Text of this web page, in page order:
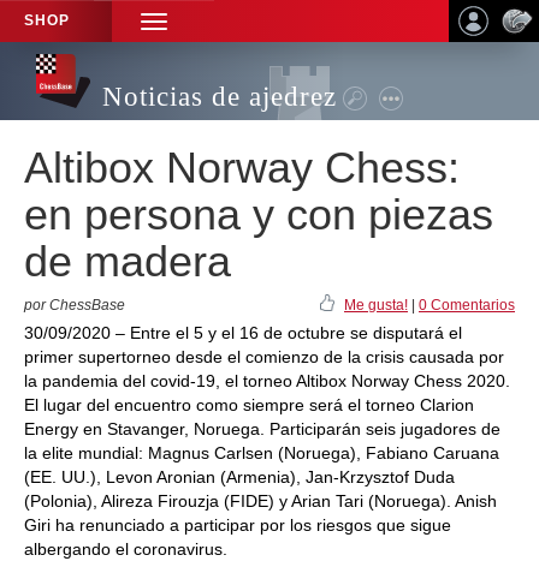
SHOP
TOGGLE
NAVIGATION
Noticias de ajedrez
Altibox Norway Chess:
en persona y con piezas
de madera
por ChessBase Me gusta! 0 Comentarios
30/09/2020 – Entre el 5 y el 16 de octubre se disputará el
primer supertorneo desde el comienzo de la crisis causada por
la pandemia del covid-19, el torneo Altibox Norway Chess 2020.
El lugar del encuentro como siempre será el torneo Clarion
Energy en Stavanger, Noruega. Participarán seis jugadores de
la elite mundial: Magnus Carlsen (Noruega), Fabiano Caruana
(EE. UU.), Levon Aronian (Armenia), Jan-Krzysztof Duda
(Polonia), Alireza Firouzja (FIDE) y Arian Tari (Noruega). Anish
Giri ha renunciado a participar por los riesgos que sigue
albergando el coronavirus.